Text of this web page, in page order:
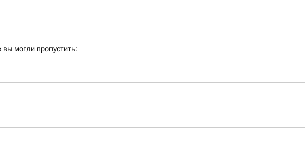
могли пропустить: